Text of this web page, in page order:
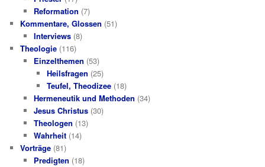
Reformation (7)
Kommentare, Glossen (51)
Interviews(8)
Theologie (116)
Einzelthemen (53)
Heilsfragen (25)
Teufel, Theodizee (18)
Hermeneutik und Methoden (34)
Jesus Christus(30)
Theologen (13)
Wahrheit(14)
Vorträge (81)
Predigten (18)